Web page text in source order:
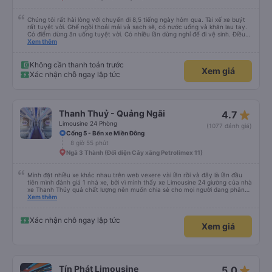
Chúng tôi rất hài lòng với chuyến đi 8,5 tiếng ngày hôm qua. Tài xế xe buýt
rất tuyệt vời. Ghế ngồi thoải mái và sạch sẽ, có nước uống và khăn lau tay.
Có điểm dừng ăn uống tuyệt vời. Có nhiều lần dừng nghỉ để đi vệ sinh. Điều
duy nhất tôi muốn đề xuất để cải thiện là cho phép thanh toán bằng thẻ
Xem thêm
Không cần thanh toán trước
Xác nhận chỗ ngay lập tức
Xem giá
Thanh Thuỷ - Quảng Ngãi
Limousine 24 Phòng
4.7 star_rate
(1077 đánh giá)
Cổng 5 - Bến xe Miền Đông
8 giờ 55 phút
Ngã 3 Thành (Đối diện Cây xăng Petrolimex 11)
Mình đặt nhiều xe khác nhau trên web vexere vài lần rồi và đây là lần đầu
tiên mình đánh giá 1 nhà xe, bởi vì mình thấy xe Limousine 24 giường của nhà
xe Thanh Thủy quá chất lượng nên muốn chia sẻ cho mọi người đang phân
vân có nên đi hay không. - Giá vé: 600k/giường/1người. - Giờ giấc: mình đặt
trung chuyển ra chỗ xe lớn, chỗ này là xe đúng giờ lắm, nên nếu đến trễ thì
phải tự bắt grab ra chỗ xe lớn (hình như ngã tư bình phước). - Xe trung
chuyển chở mình tới chỗ cây xăng trên QL13 để chờ xe lớn tới rước, mình
thoại là anh lơ xe dẫn lại chỗ nằm luôn, lát sau sẽ đi hỏi từng người xuống chỗ
nào để người ta tiện trả khách hoặc trung chuyển. - Tiện nghi trên xe: có
Xem thêm
Xác nhận chỗ ngay lập tức
Xem giá
Tín Phát Limousine